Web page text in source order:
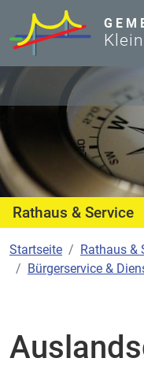
Rathaus & Service
Startseite
Rathaus &
Bürgerservice &